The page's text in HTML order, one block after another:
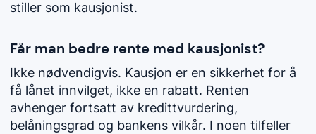
stiller som kausjonist.
Får man bedre rente med kausjonist?
Ikke nødvendigvis. Kausjon er en sikkerhet for å
få lånet innvilget, ikke en rabatt. Renten
avhenger fortsatt av kredittvurdering,
belåningsgrad og bankens vilkår. I noen tilfeller